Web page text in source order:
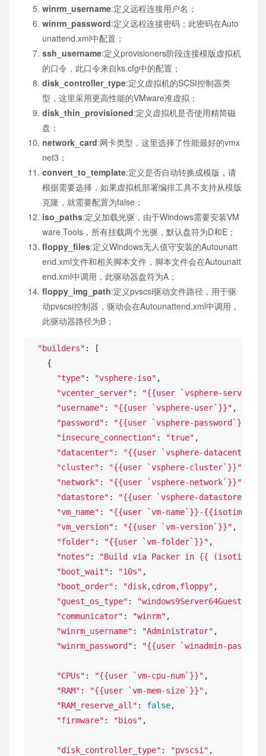
winrm_username:定义远程连接用户名；
winrm_password:定义远程连接密码；此密码在Auto
unattend.xml中配置；
ssh_username:定义provisioners阶段连接模版虚拟机
的口令，此口令来自ks.cfg中的配置；
disk_controller_type:定义虚拟机的SCSI控制器类
型，这里采用更高性能的VMware准虚拟；
disk_thin_provisioned:定义虚拟机是否使用精简磁
盘；
network_card:网卡类型，这里选择了性能最好的vmx
net3；
convert_to_template:定义是否自动转换成模版，请
根据需要选择，如果虚拟机部署编排工具不支持从模版
克隆，就需要配置为false；
iso_paths:定义加载光驱，由于Windows需要安装VM
ware Tools，所有挂载两个光驱，默认盘符为D和E；
floppy_files:定义Windows无人值守安装的Autounatt
end.xml文件和相关脚本文件，脚本文件会在Autounatt
end.xml中调用，此驱动器盘符为A；
floppy_img_path:定义pvscsi驱动文件路径，用于驱
动pvscsi控制器，驱动会在Autounattend.xml中调用，
此驱动器路径为B；
"builders" : [
    {
"type" : "vsphere-iso" ,
"vcenter_server" :
"{{user `vsphere-
"username" : "{{user `vsphere-user`}}" ,
"password" : "{{user `vsphere-password`}}"
"insecure_connection" : "true" ,
"datacenter" :
"{{user `vsphere-
"cluster" : "{{user `vsphere-cluster`}}"
"network" : "{{user `vsphere-network`}}"
"datastore" : "{{user `vsphere-datastore`}}"
"vm_name" :
"{{user `vm-name`}}-{{isotime
"vm_version" : "{{user `vm-version`}}" ,
"folder" : "{{user `vm-folder`}}" ,
"notes" :
"Build via Packer in {{ (isotime |
"boot_wait" : "10s" ,
"boot_order" : "disk,cdrom,floppy" ,
"guest_os_type" : "windows9Server64Guest"
"communicator" : "winrm" ,
"winrm_username" : "Administrator" ,
"winrm_password" : "{{user `winadmin-
"CPUs" : "{{user `vm-cpu-num`}}" ,
"RAM" : "{{user `vm-mem-size`}}" ,
"RAM_reserve_all" : false,
"firmware" : "bios" ,
"disk_controller_type" : "pvscsi" ,